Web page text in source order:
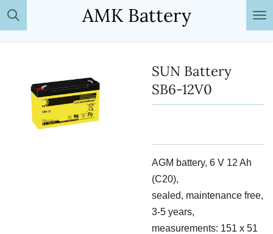
Passer
au
AMK Battery
SUN Battery
SB6-12V0
AGM battery, 6 V 12 Ah
(C20),
sealed, maintenance free,
3-5 years,
measurements: 151 x 51